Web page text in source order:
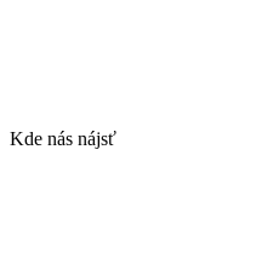
Kde nás nájsť